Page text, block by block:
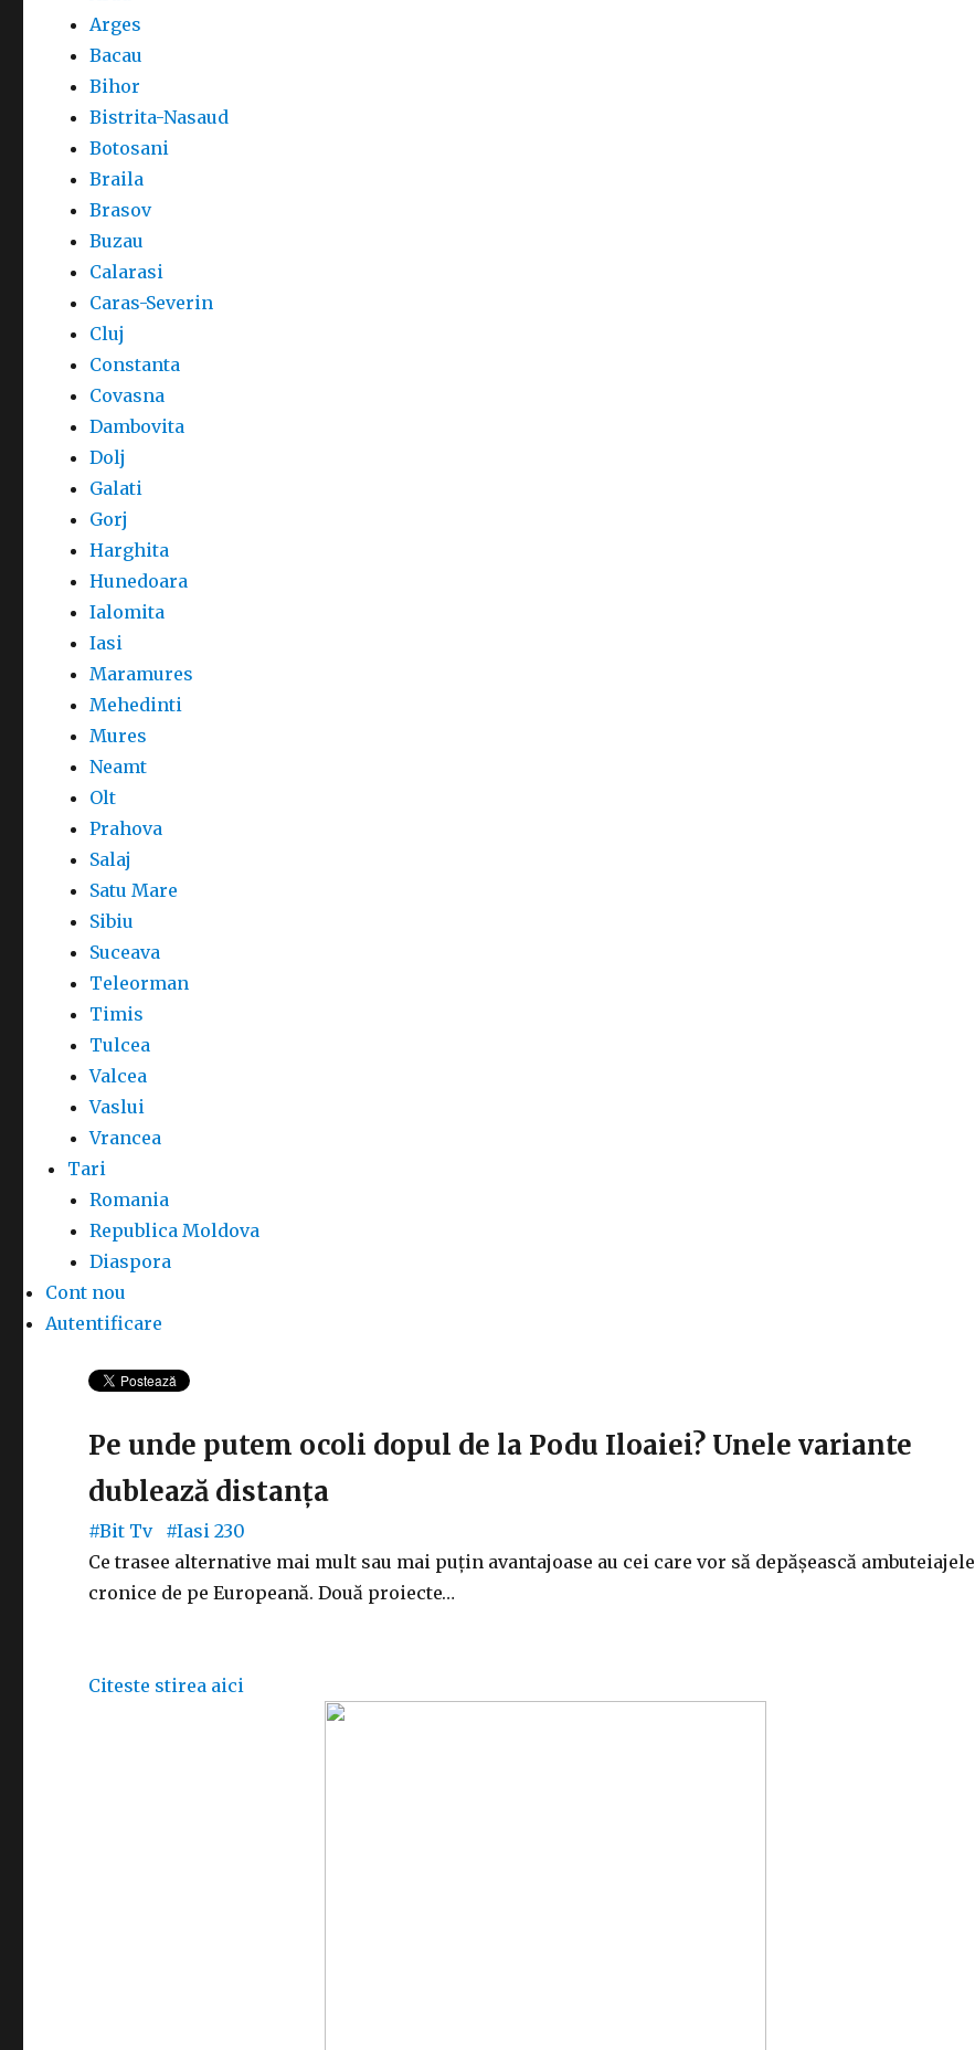
Arges
Bacau
Bihor
Bistrita-Nasaud
Botosani
Braila
Brasov
Buzau
Calarasi
Caras-Severin
Cluj
Constanta
Covasna
Dambovita
Dolj
Galati
Gorj
Harghita
Hunedoara
Ialomita
Iasi
Maramures
Mehedinti
Mures
Neamt
Olt
Prahova
Salaj
Satu Mare
Sibiu
Suceava
Teleorman
Timis
Tulcea
Valcea
Vaslui
Vrancea
Tari
Romania
Republica Moldova
Diaspora
Cont nou
Autentificare
Pe unde putem ocoli dopul de la Podu Iloaiei? Unele variante
dublează distanța
#Bit Tv #Iasi230
Ce trasee alternative mai mult sau mai puțin avantajoase au cei care vor să depășească ambuteiajele
cronice de pe Europeană. Două proiecte…
Citeste stirea aici